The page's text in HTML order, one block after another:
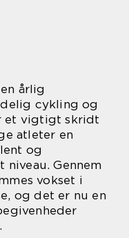
årlig
cykling og
et vigtigt skridt
atleter en
og
Gennem
vokset i
og det er nu en